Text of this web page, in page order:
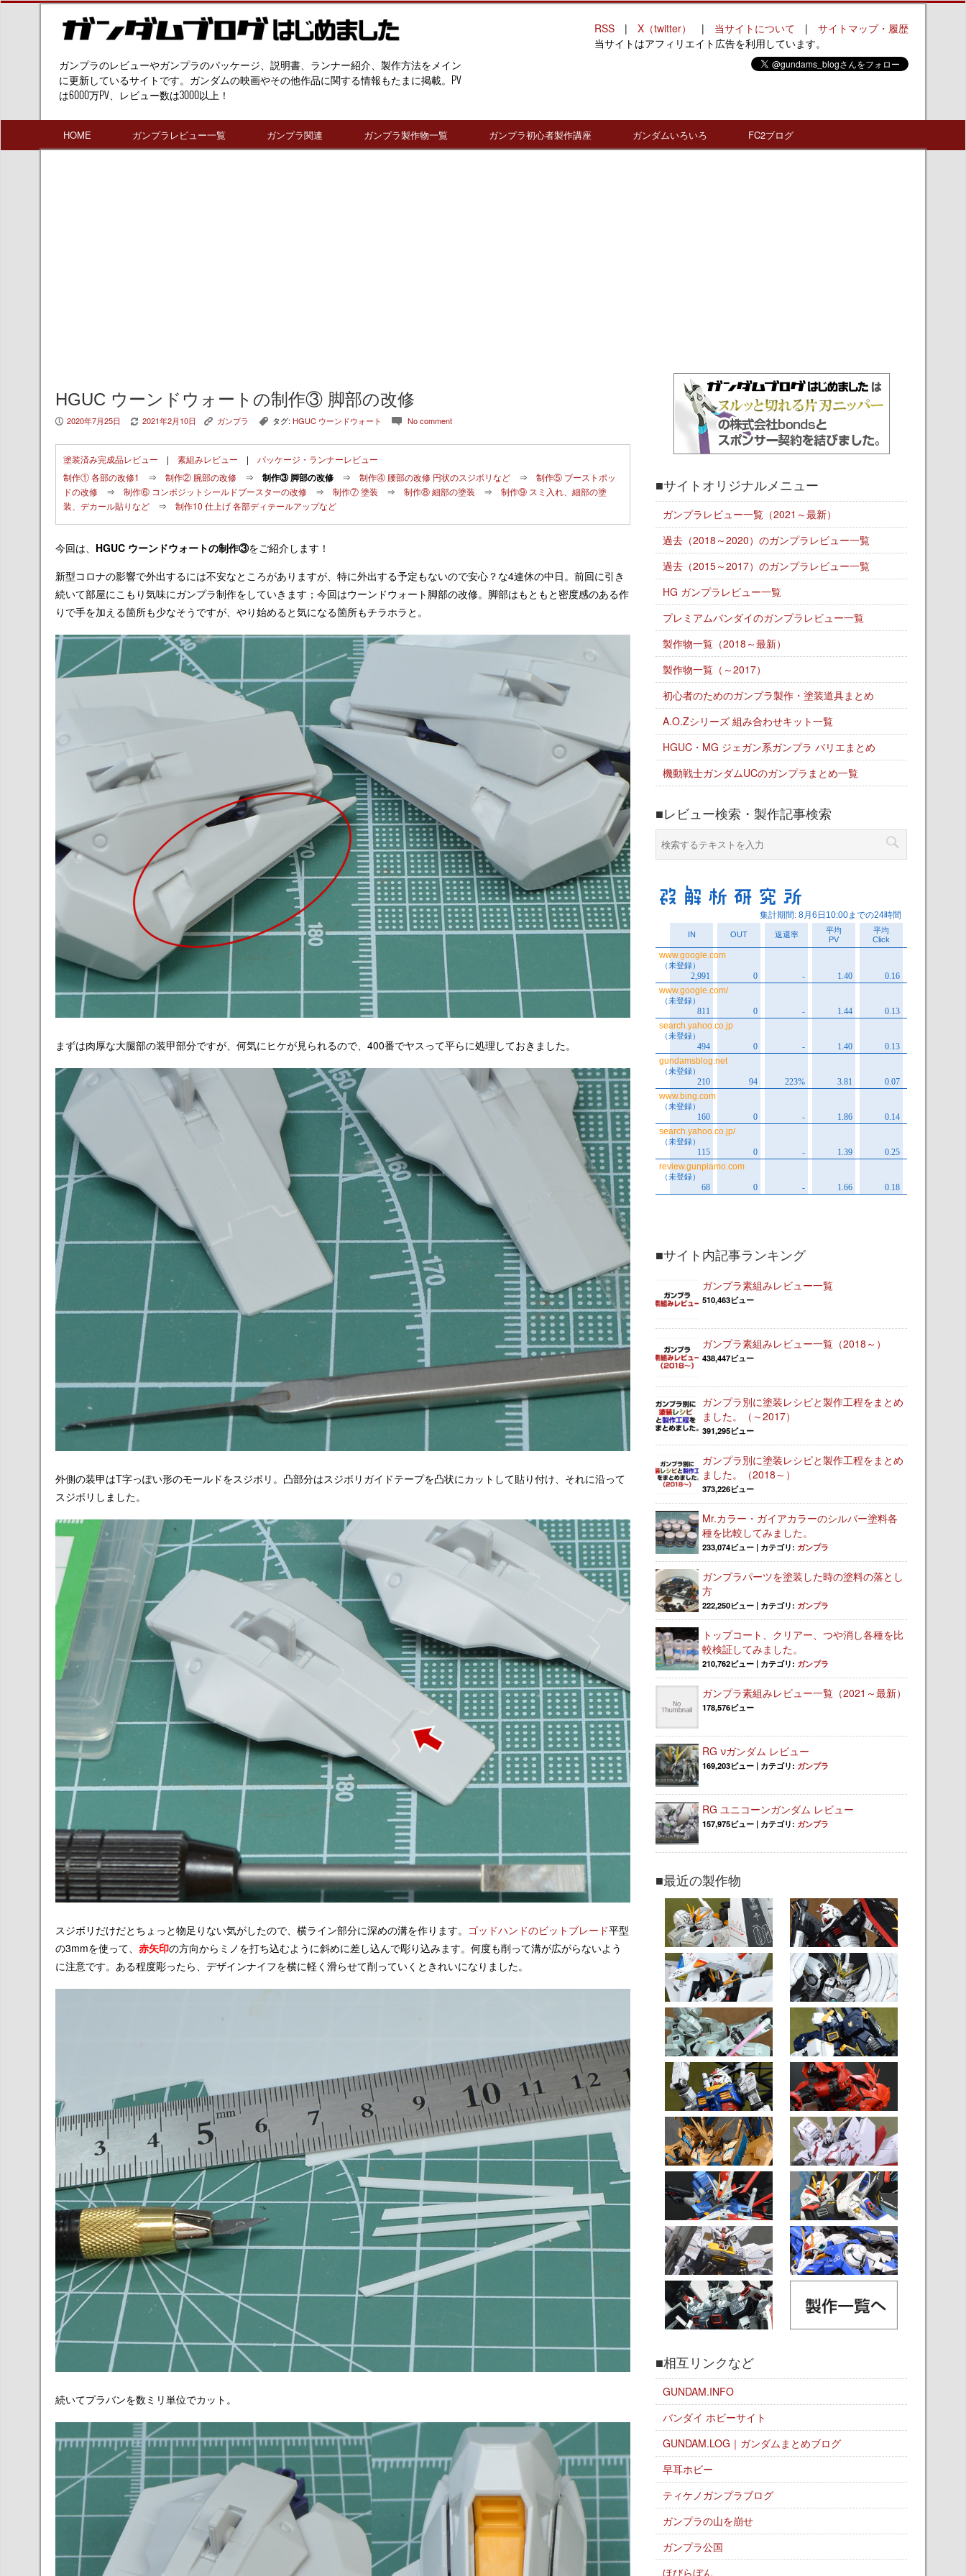
ガンプラのレビューやガンプラのパッケージ、説明書、ランナー紹介、製作方法をメイン
に更新しているサイトです。ガンダムの映画やその他作品に関する情報もたまに掲載。PV
は6000万PV、レビュー数は3000以上！
RSS | X（twitter） | 当サイトについて | サイトマップ・履歴
当サイトはアフィリエイト広告を利用しています。
HOME ガンプラレビュー一覧 ガンプラ関連 ガンプラ製作物一覧 ガンプラ初心者製作講座 ガンダムいろいろ FC2ブログ
HGUC ウーンドウォートの制作③ 脚部の改修
P 2020年7月25日 V 2021年2月10日 K ガンプラ , タグ: HGUC ウーンドウォート c No comment
塗装済み完成品レビュー | 素組みレビュー | パッケージ・ランナーレビュー
制作① 各部の改修1
⇒ 制作② 腕部の改修 ⇒ 制作③ 脚部の改修 ⇒ 制作④ 腰部の改修 円状のスジボリなど ⇒ 制作⑤ ブーストポッ
ドの改修 ⇒ 制作⑥ コンポジットシールドブースターの改修 ⇒ 制作⑦ 塗装 ⇒ 制作⑧ 細部の塗装 ⇒ 制作⑨ スミ入れ、細部の塗
装、デカール貼りなど ⇒ 制作10 仕上げ 各部ディテールアップなど
今回は、 HGUC ウーンドウォートの制作③をご紹介します！
新型コロナの影響で外出するには不安なところがありますが、特に外出する予定もないので安心？な4連休の中日。前回に引き
続いて部屋にこもり気味にガンプラ制作をしていきます；今回はウーンドウォート脚部の改修。脚部はもともと密度感のある作
りで手を加える箇所も少なそうですが、やり始めると気になる箇所もチラホラと。
まずは肉厚な大腿部の装甲部分ですが、何気にヒケが見られるので、400番でヤスって平らに処理しておきました。
外側の装甲はT字っぽい形のモールドをスジボリ。凸部分はスジボリガイドテープを凸状にカットして貼り付け、それに沿って
スジボリしました。
スジボリだけだとちょっと物足りない気がしたので、横ライン部分に深めの溝を作ります。 ゴッドハンドのビットブレード平型
の3mmを使って、 赤矢印の方向からミノを打ち込むように斜めに差し込んで彫り込みます。何度も削って溝が広がらないよう
に注意です。ある程度彫ったら、デザインナイフを横に軽く滑らせて削っていくときれいになりました。
続いてプラバンを数ミリ単位でカット。
■サイトオリジナルメニュー
ガンプラレビュー一覧（2021～最新）
過去（2018～2020）のガンプラレビュー一覧
過去（2015～2017）のガンプラレビュー一覧
HG ガンプラレビュー一覧
プレミアムバンダイのガンプラレビュー一覧
製作物一覧（2018～最新）
製作物一覧（～2017）
初心者のためのガンプラ製作・塗装道具まとめ
A.O.Zシリーズ 組み合わせキット一覧
HGUC・MG ジェガン系ガンプラ バリエまとめ
機動戦士ガンダムUCのガンプラまとめ一覧
■レビュー検索・製作記事検索
■サイト内記事ランキング
ガンプラ素組みレビュー一覧
510,463ビュー
ガンプラ素組みレビュー一覧（2018～）
438,447ビュー
ガンプラ別に塗装レシピと製作工程をまとめ
ました。（～2017）
391,295ビュー
ガンプラ別に塗装レシピと製作工程をまとめ
ました。（2018～）
373,226ビュー
Mr.カラー・ガイアカラーのシルバー塗料各
種を比較してみました。
233,074ビュー | カテゴリ: ガンプラ
ガンプラパーツを塗装した時の塗料の落とし
方
222,250ビュー | カテゴリ: ガンプラ
トップコート、クリアー、つや消し各種を比
較検証してみました。
210,762ビュー | カテゴリ: ガンプラ
ガンプラ素組みレビュー一覧（2021～最新）
178,576ビュー
RG νガンダム レビュー
169,203ビュー | カテゴリ: ガンプラ
RG ユニコーンガンダム レビュー
157,975ビュー | カテゴリ: ガンプラ
■最近の製作物
■相互リンクなど
GUNDAM.INFO
バンダイ ホビーサイト
GUNDAM.LOG｜ガンダムまとめブログ
早耳ホビー
ティケノガンプラブログ
ガンプラの山を崩せ
ガンプラ公国
ほびらぼん